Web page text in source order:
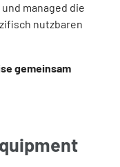
managed die
nutzbaren
gemeinsam